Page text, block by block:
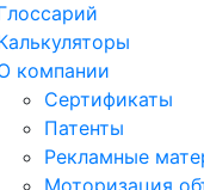
компании
Сертификаты
Патенты
Рекламные
Моторизация